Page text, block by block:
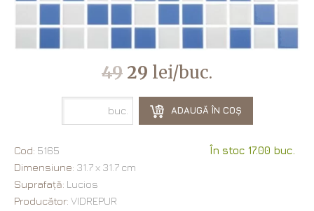
49 29 lei/buc.
buc. ADAUGĂ ÎN COȘ
Cod: 5165
În stoc 17.00 buc.
Dimensiune: 31.7 х 31.7 cm
Suprafață: Lucios
Producător: VIDREPUR